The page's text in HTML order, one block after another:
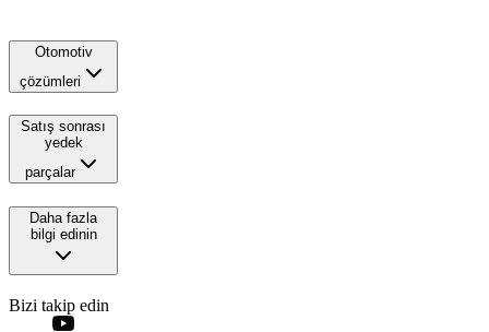
Otomotiv
çözümleri
Satış sonrası
yedek
parçalar
Daha fazla
bilgi edinin
Bizi takip edin